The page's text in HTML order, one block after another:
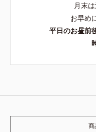
月末
お早め
平日のお昼前
商